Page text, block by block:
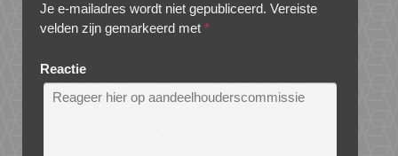
Je e-mailadres wordt niet gepubliceerd. Vereiste
velden zijn gemarkeerd met *
Reactie